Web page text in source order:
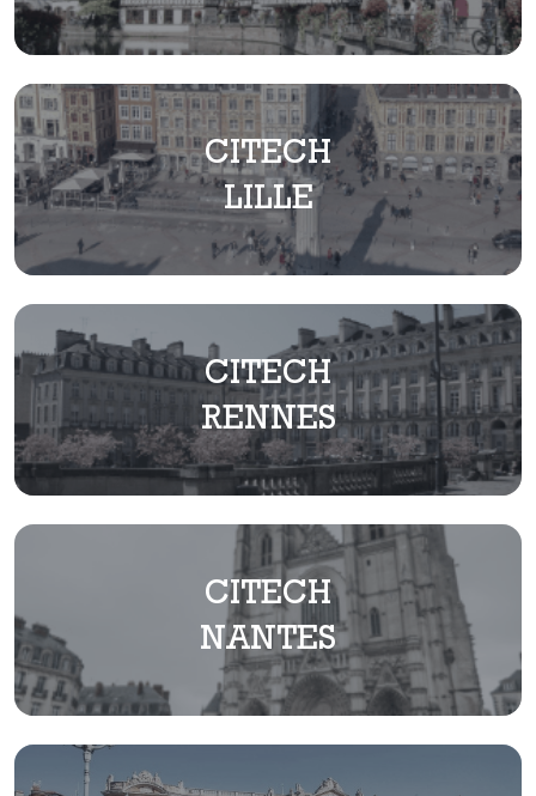
CITECH
LILLE
CITECH
RENNES
CITECH
NANTES